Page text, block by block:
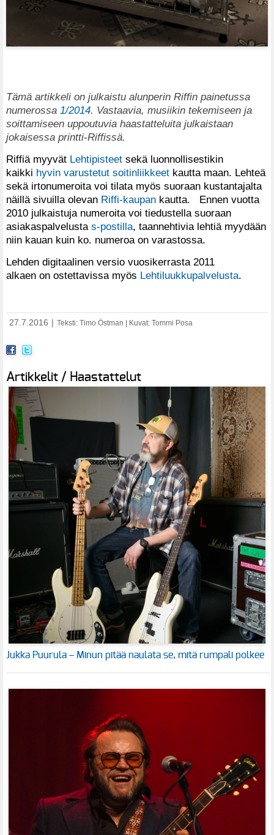
Tämä artikkeli on julkaistu alunperin Riffin painetussa
numerossa 1/2014. Vastaavia, musiikin tekemiseen ja
soittamiseen uppoutuvia haastatteluita julkaistaan
jokaisessa printti-Riffissä.
Riffiä myyvät Lehtipisteet sekä luonnollisestikin
kaikki hyvin varustetut soitinliikkeet kautta maan. Lehteä
sekä irtonumeroita voi tilata myös suoraan kustantajalta
näillä sivuilla olevan Riffi-kaupan kautta. Ennen vuotta
2010 julkaistuja numeroita voi tiedustella suoraan
asiakaspalvelusta s-postilla, taannehtivia lehtiä myydään
niin kauan kuin ko. numeroa on varastossa.
Lehden digitaalinen versio vuosikerrasta 2011
alkaen on ostettavissa myös Lehtiluukkupalvelusta.
27.7.2016 Teksti: Timo Östman | Kuvat: Tommi Posa
Artikkelit / Haastattelut
Jukka Puurula – Minun pitää naulata se, mitä rumpali polkee